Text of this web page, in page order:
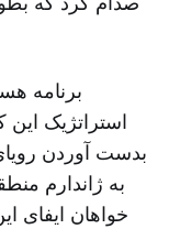
برنامه
استراتژیک
بدست آوردن
به ژاندارم
خواهان ایفای